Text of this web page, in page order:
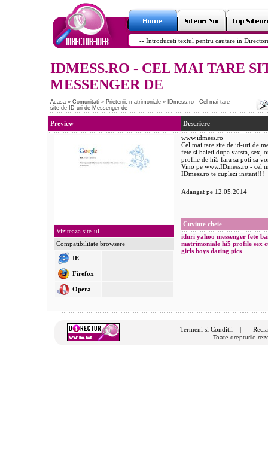
IDMESS.RO - CEL MAI TARE
MESSENGER DE
Acasa » Comunitati » Prietenii, matrimoniale »
IDmess.ro - Cel mai tare
site de ID-uri de Messenger de
Preview
Viziteaza site-ul
Compatibilitate browsere
IE
Firefox
Opera
Descriere
www.idmess.ro
Cel mai tare site de id-uri de
fete si baieti dupa varsta, sex,
profile de hi5 fara sa poti sa
Vino pe www.IDmess.ro - cel
IDmess.ro te cuplezi instant!!!
Adaugat pe 12.05.2014
Cuvinte cheie
iduri yahoo messenger fete
matrimoniale hi5 profile sex
girls boys dating pics
Termeni si Conditii
Toate drepturile